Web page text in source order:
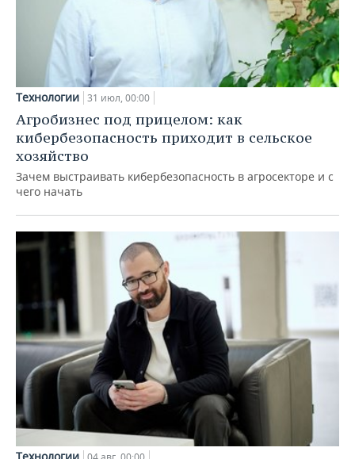
Технологии 31 июл, 00:00
Агробизнес под прицелом: как
кибербезопасность приходит в сельское
хозяйство
Зачем выстраивать кибербезопасность в агросекторе и с
чего начать